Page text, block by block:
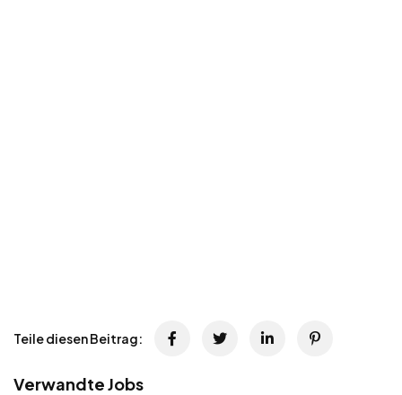
Teile diesen Beitrag:
Verwandte Jobs